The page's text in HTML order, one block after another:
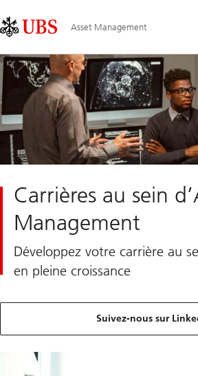
Links
Area
Asset Management
Carrières au sein
Management
Développez votre carrière au
en pleine croissance
Suivez-nous sur